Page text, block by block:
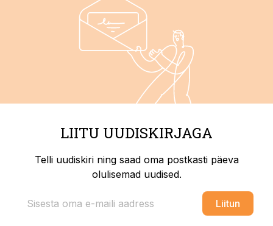
LIITU UUDISKIRJAGA
Telli uudiskiri ning saad oma postkasti päeva
olulisemad uudised.
Liitun